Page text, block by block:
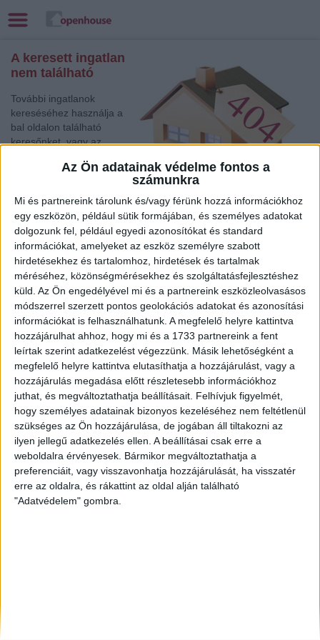
Az Ön adatainak védelme fontos a
számunkra
Mi és partnereink tárolunk és/vagy férünk hozzá információkhoz
egy eszközön, például sütik formájában, és személyes adatokat
dolgozunk fel, például egyedi azonosítókat és standard
információkat, amelyeket az eszköz személyre szabott
hirdetésekhez és tartalomhoz, hirdetések és tartalmak
méréséhez, közönségmérésekhez és szolgáltatásfejlesztéshez
küld. Az Ön engedélyével mi és a partnereink eszközleolvasásos
módszerrel szerzett pontos geolokációs adatokat és azonosítási
információkat is felhasználhatunk. A megfelelő helyre kattintva
hozzájárulhat ahhoz, hogy mi és a 1733 partnereink a fent
leírtak szerint adatkezelést végezzünk. Másik lehetőségként a
megfelelő helyre kattintva elutasíthatja a hozzájárulást, vagy a
hozzájárulás megadása előtt részletesebb információkhoz
juthat, és megváltoztathatja beállításait. Felhívjuk figyelmét,
hogy személyes adatainak bizonyos kezeléséhez nem feltétlenül
szükséges az Ön hozzájárulása, de jogában áll tiltakozni az
ilyen jellegű adatkezelés ellen. A beállításai csak erre a
weboldalra érvényesek. Bármikor megváltoztathatja a
preferenciáit, vagy visszavonhatja hozzájárulását, ha visszatér
erre az oldalra, és rákattint az oldal alján található
"Adatvédelem" gombra.
A keresett ingatlan
nem található
További ingatlanok
kereséséhez használja a
bal oldalon található
keresőnket, vagy az
Zalaegerszeg, Eladó Családi ház
Debrecen, Kiadó Családi ház
Törökszentmiklós, Eladó Családi ház
, Eladó Társasházi lakás
Győr, Eladó Társasházi lakás
Jászberény, Eladó Családi ház
Sárvár, Kiadó Társasházi lakás
Szeged, Eladó Társasházi lakás
Veszprém
, Eladó Társasházi lakás